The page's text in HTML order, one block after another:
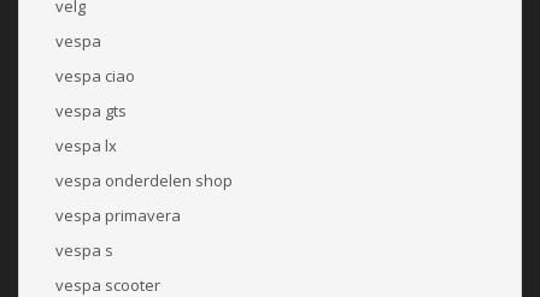
velg
vespa
vespa ciao
vespa gts
vespa lx
vespa onderdelen shop
vespa primavera
vespa s
vespa scooter